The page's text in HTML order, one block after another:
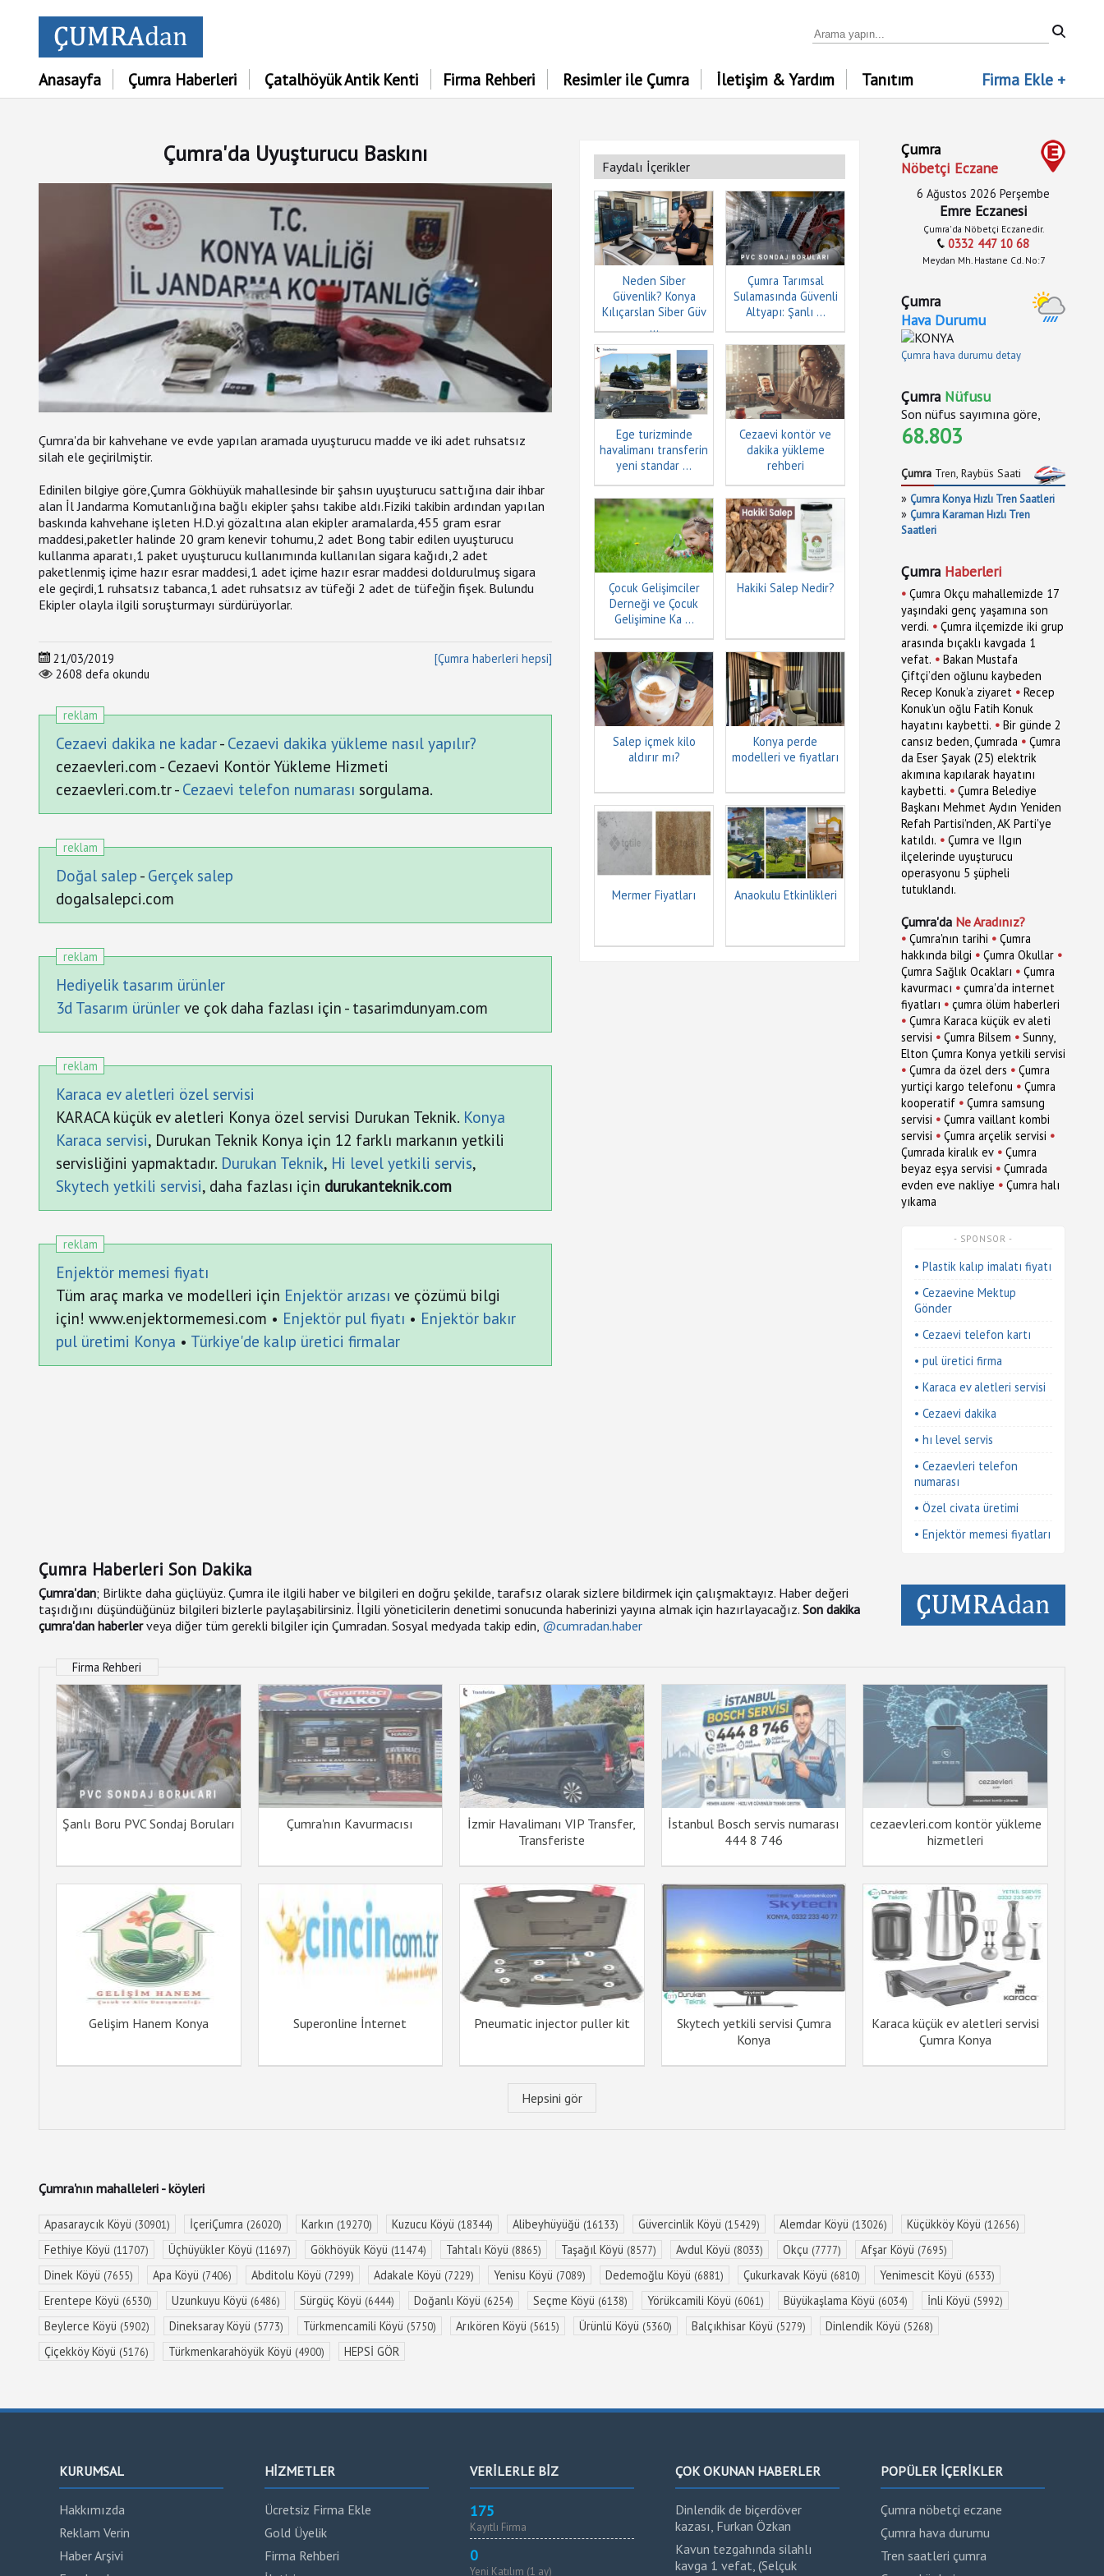
Anasayfa Çumra Haberleri Çatalhöyük Antik Kenti Firma Rehberi Resimler ile Çumra İletişim & Yardım Tanıtım Firma Ekle +
Çumra'da Uyuşturucu Baskını
Çumra'da bir kahvehane ve evde yapılan aramada uyuşturucu madde ve iki adet ruhsatsız
silah ele geçirilmiştir.
Edinilen bilgiye göre,Çumra Gökhüyük mahallesinde bir şahsın uyuşturucu sattığına dair ihbar
alan İl Jandarma Komutanlığına bağlı ekipler şahsı takibe aldı.Fiziki takibin ardından yapılan
baskında kahvehane işleten H.D.yi gözaltına alan ekipler aramalarda,455 gram esrar
maddesi,paketler halinde 20 gram kenevir tohumu,2 adet Bong tabir edilen uyuşturucu
kullanma aparatı,1 paket uyuşturucu kullanımında kullanılan sigara kağıdı,2 adet
paketlenmiş içime hazır esrar maddesi,1 adet içime hazır esrar maddesi doldurulmuş sigara
ele geçirdi,1 ruhsatsız tabanca,1 adet ruhsatsız av tüfeği 2 adet de tüfeğin fişek. Bulundu
Ekipler olayla ilgili soruşturmayı sürdürüyorlar.
[Çumra haberleri hepsi]
21/03/2019
2608 defa okundu
reklam
Cezaevi dakika ne kadar- Cezaevi dakika yükleme nasıl yapılır?
cezaevleri.com - Cezaevi Kontör Yükleme Hizmeti
cezaevleri.com.tr - Cezaevi telefon numarası sorgulama.
reklam
Doğal salep - Gerçek salep
dogalsalepci.com
reklam
Hediyelik tasarım ürünler
3d Tasarım ürünler ve çok daha fazlası için - tasarimdunyam.com
reklam
Karaca ev aletleri özel servisi
KARACA küçük ev aletleri Konya özel servisi Durukan Teknik. Konya
Karaca servisi, Durukan Teknik Konya için 12 farklı markanın yetkili
servisliğini yapmaktadır. Durukan Teknik, Hi level yetkili servis,
Skytech yetkili servisi, daha fazlası için durukanteknik.com
reklam
Enjektör memesi fiyatı
Tüm araç marka ve modelleri için Enjektör arızası ve çözümü bilgi
için! www.enjektormemesi.com • Enjektör pul fiyatı • Enjektör bakır
pul üretimi Konya • Türkiye'de kalıp üretici firmalar
Faydalı İçerikler
Neden Siber
Güvenlik? Konya
Kılıçarslan Siber Güv
...
Çumra Tarımsal
Sulamasında Güvenli
Altyapı: Şanlı ...
Ege turizminde
havalimanı transferin
yeni standar ...
Cezaevi kontör ve
dakika yükleme
rehberi
Çocuk Gelişimciler
Derneği ve Çocuk
Gelişimine Ka ...
Hakiki Salep Nedir?
Salep içmek kilo
aldırır mı?
Konya perde
modelleri ve fiyatları
Mermer Fiyatları Anaokulu Etkinlikleri
Çumra
Nöbetçi Eczane
6 Ağustos 2026 Perşembe
Emre Eczanesi
Çumra'da Nöbetçi Eczanedir.
0332 447 10 68
Meydan Mh. Hastane Cd. No:7
Çumra
Hava Durumu
Çumra hava durumu detay
Çumra Nüfusu
Son nüfus sayımına göre,
68.803
Çumra Tren, Raybüs Saati
» Çumra Konya Hızlı Tren Saatleri
» Çumra Karaman Hızlı Tren
Saatleri
Çumra Haberleri
• Çumra Okçu mahallemizde 17
yaşındaki genç yaşamına son
verdi. • Çumra ilçemizde iki grup
arasında bıçaklı kavgada 1
vefat. • Bakan Mustafa
Çiftçi’den oğlunu kaybeden
Recep Konuk’a ziyaret • Recep
Konuk’un oğlu Fatih Konuk
hayatını kaybetti. • Bir günde 2
cansız beden, Çumrada • Çumra
da Eser Şayak (25) elektrik
akımına kapılarak hayatını
kaybetti. • Çumra Belediye
Başkanı Mehmet Aydın Yeniden
Refah Partisi'nden, AK Parti'ye
katıldı. • Çumra ve Ilgın
ilçelerinde uyuşturucu
operasyonu 5 şüpheli
tutuklandı.
Çumra'da Ne Aradınız?
• Çumra'nın tarihi • Çumra
hakkında bilgi • Çumra Okullar •
Çumra Sağlık Ocakları • Çumra
kavurmacı • çumra'da internet
fiyatları • çumra ölüm haberleri
• Çumra Karaca küçük ev aleti
servisi • Çumra Bilsem • Sunny,
Elton Çumra Konya yetkili servisi
• Çumra da özel ders • Çumra
yurtiçi kargo telefonu • Çumra
kooperatif • Çumra samsung
servisi • Çumra vaillant kombi
servisi • Çumra arçelik servisi •
Çumrada kiralık ev • Çumra
beyaz eşya servisi • Çumrada
evden eve nakliye • Çumra halı
yıkama
- SPONSOR -
• Plastik kalıp imalatı fiyatı
• Cezaevine Mektup
Gönder
• Cezaevi telefon kartı
• pul üretici firma
• Karaca ev aletleri servisi
• Cezaevi dakika
• hı level servis
• Cezaevleri telefon
numarası
• Özel civata üretimi
• Enjektör memesi fiyatları
Çumra Haberleri Son Dakika
Çumra'dan; Birlikte daha güçlüyüz. Çumra ile ilgili haber ve bilgileri en doğru şekilde, tarafsız olarak sizlere bildirmek için çalışmaktayız. Haber değeri
taşıdığını düşündüğünüz bilgileri bizlerle paylaşabilirsiniz. İlgili yöneticilerin denetimi sonucunda haberinizi yayına almak için hazırlayacağız. Son dakika
çumra'dan haberlerveya diğer tüm gerekli bilgiler için Çumradan. Sosyal medyada takip edin, @cumradan.haber
Firma Rehberi
Şanlı Boru PVC Sondaj Boruları Çumra'nın Kavurmacısı
İzmir Havalimanı VIP Transfer,
Transferiste
İstanbul Bosch servis numarası
444 8 746
cezaevleri.com kontör yükleme
hizmetleri
Gelişim Hanem Konya Superonline İnternet Pneumatic injector puller kit
Skytech yetkili servisi Çumra
Konya
Karaca küçük ev aletleri servisi
Çumra Konya
Hepsini gör
Çumra'nın mahalleleri - köyleri
Apasaraycık Köyü (30901) İçeriÇumra (26020) Karkın (19270) Kuzucu Köyü (18344) Alibeyhüyüğü (16133) Güvercinlik Köyü (15429) Alemdar Köyü (13026) Küçükköy Köyü (12656)
Fethiye Köyü (11707) Üçhüyükler Köyü (11697) Gökhöyük Köyü (11474) Tahtalı Köyü (8865) Taşağıl Köyü (8577) Avdul Köyü (8033) Okçu (7777) Afşar Köyü (7695)
Dinek Köyü (7655) Apa Köyü (7406) Abditolu Köyü (7299) Adakale Köyü (7229) Yenisu Köyü (7089) Dedemoğlu Köyü (6881) Çukurkavak Köyü (6810) Yenimescit Köyü (6533)
Erentepe Köyü (6530) Uzunkuyu Köyü (6486) Sürgüç Köyü (6444) Doğanlı Köyü (6254) Seçme Köyü (6138) Yörükcamili Köyü (6061) Büyükaşlama Köyü (6034) İnli Köyü (5992)
Beylerce Köyü (5902) Dineksaray Köyü (5773) Türkmencamili Köyü (5750) Arıkören Köyü (5615) Ürünlü Köyü (5360) Balçıkhisar Köyü (5279) Dinlendik Köyü (5268)
Çiçekköy Köyü (5176) Türkmenkarahöyük Köyü (4900) HEPSİ GÖR
KURUMSAL
Hakkımızda
Reklam Verin
Haber Arşivi
HİZMETLER
Ücretsiz Firma Ekle
Gold Üyelik
Firma Rehberi
VERİLERLE BİZ
175
Kayıtlı Firma
0
Yeni Katılım (1 ay)
ÇOK OKUNAN HABERLER
Dinlendik de biçerdöver
kazası, Furkan Özkan
Kavun tezgahında silahlı
kavga 1 vefat, (Selçuk
POPÜLER İÇERİKLER
Çumra nöbetçi eczane
Çumra hava durumu
Tren saatleri çumra